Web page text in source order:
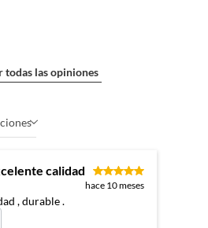
todas las opiniones
calidad
hace 10 meses
, durable .